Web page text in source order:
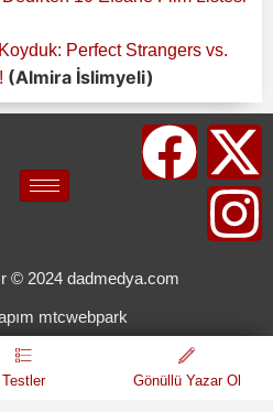
Perfect Strangers vs.
(Almira İslimyeli)
© 2024 dadmedya.com
mtcwebpark
Testler Gönüllü Yazar Ol